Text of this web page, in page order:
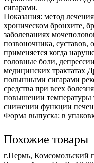
сигарами.
Показания: метод
хроническом бронхите,
заболеваниях
позвоночника, суставов,
применяется когда
головные боли,
медицинских трактатах
полынными сигарами
средства при всех
повышении температуры
снижении функции
Форма выпуска: в
Похожие товары
г.Пермь, Комсомольский